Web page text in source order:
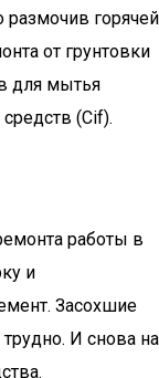
горячей
от грунтовки
для мытья
(Cif).
работы в
и
Засохшие
И снова на